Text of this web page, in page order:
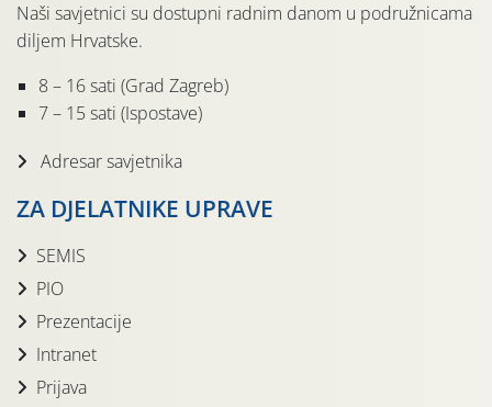
Naši savjetnici su dostupni radnim danom u podružnicama
diljem Hrvatske.
8 – 16 sati (Grad Zagreb)
7 – 15 sati (Ispostave)
Adresar savjetnika
ZA DJELATNIKE UPRAVE
SEMIS
PIO
Prezentacije
Intranet
Prijava